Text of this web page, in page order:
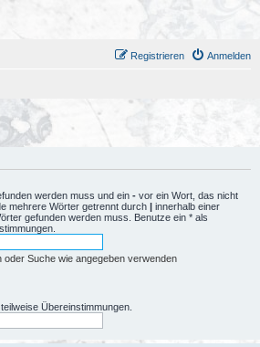
Anmelden
Registrieren
werden muss und ein - vor ein Wort, das nicht
mehrere Wörter getrennt durch | innerhalb einer
gefunden werden muss. Benutze ein * als
oder Suche wie angegeben verwenden
Übereinstimmungen.